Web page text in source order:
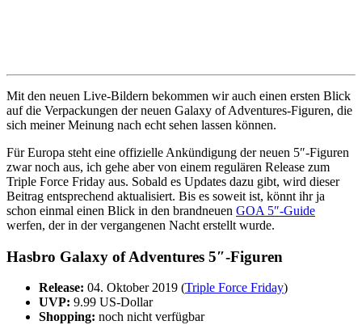
Mit den neuen Live-Bildern bekommen wir auch einen ersten Blick
auf die Verpackungen der neuen Galaxy of Adventures-Figuren, die
sich meiner Meinung nach echt sehen lassen können.
Für Europa steht eine offizielle Ankündigung der neuen 5″-Figuren
zwar noch aus, ich gehe aber von einem regulären Release zum
Triple Force Friday aus. Sobald es Updates dazu gibt, wird dieser
Beitrag entsprechend aktualisiert. Bis es soweit ist, könnt ihr ja
schon einmal einen Blick in den brandneuen GOA 5″-Guide
werfen, der in der vergangenen Nacht erstellt wurde.
Hasbro Galaxy of Adventures 5″-Figuren
Release: 04. Oktober 2019 (Triple Force Friday)
UVP: 9.99 US-Dollar
Shopping: noch nicht verfügbar